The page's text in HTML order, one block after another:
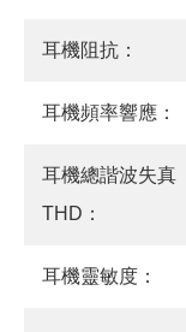
耳機阻抗：
耳機頻率響應：
耳機總諧波失真
THD：
耳機靈敏度：